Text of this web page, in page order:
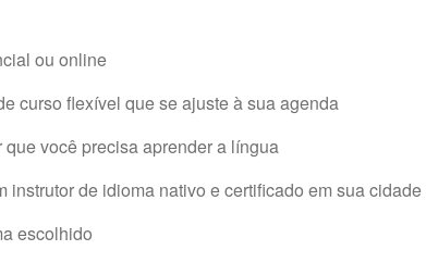
ou online
curso flexível que se ajuste à sua agenda
você precisa aprender a língua
instrutor de idioma nativo e certificado em sua
escolhido